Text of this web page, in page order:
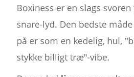
Boxiness er en slags
snare-lyd. Den bedste
på er som en kedelig, hul,
stykke billigt træ"-vibe.